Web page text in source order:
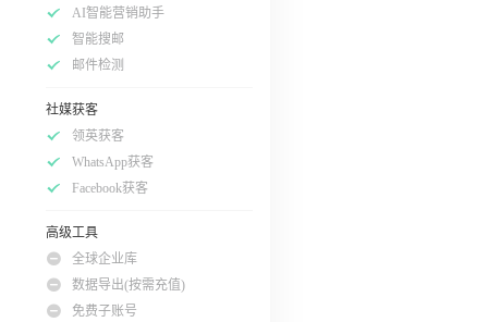
AI智能营销助手
智能搜邮
邮件检测
社媒获客
领英获客
WhatsApp获客
Facebook获客
高级工具
全球企业库
数据导出(按需充值)
免费子账号